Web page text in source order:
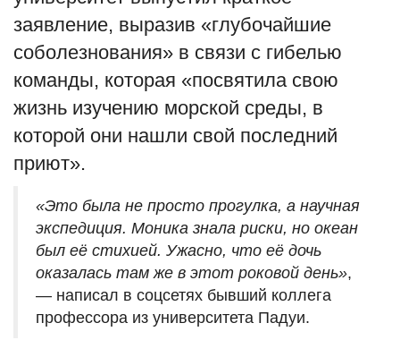
заявление, выразив «глубочайшие
соболезнования» в связи с гибелью
команды, которая «посвятила свою
жизнь изучению морской среды, в
которой они нашли свой последний
приют».
«Это была не просто прогулка, а научная
экспедиция. Моника знала риски, но океан
был её стихией. Ужасно, что её дочь
оказалась там же в этот роковой день»,
— написал в соцсетях бывший коллега
профессора из университета Падуи.